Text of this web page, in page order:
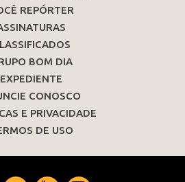
REPÓRTER
BOM DIA
EXPEDIENTE
CONOSCO
E PRIVACIDADE
DE USO